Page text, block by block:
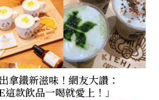
拿鐵新滋味！網友大讚：
款飲品一喝就愛上！」